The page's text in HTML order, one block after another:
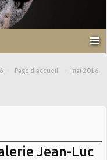
Page d'accueil mai 2016
Jean-Luc